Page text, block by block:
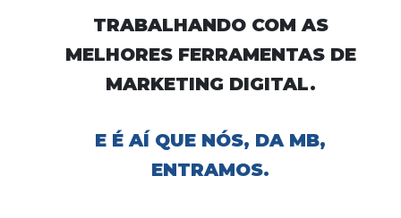
TRABALHANDO COM AS
MELHORES FERRAMENTAS DE
MARKETING DIGITAL.
E É AÍ QUE NÓS, DA MB,
ENTRAMOS.